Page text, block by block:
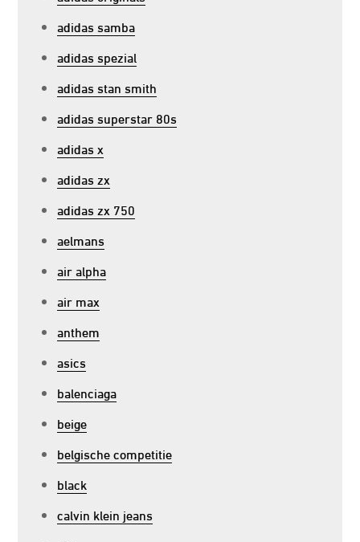
adidas samba
adidas spezial
adidas stan smith
adidas superstar 80s
adidas x
adidas zx
adidas zx 750
aelmans
air alpha
air max
anthem
asics
balenciaga
beige
belgische competitie
black
calvin klein jeans